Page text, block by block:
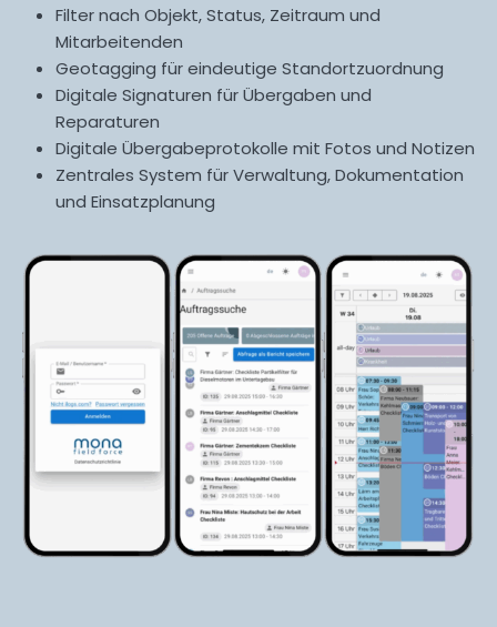
Filter nach Objekt, Status, Zeitraum und
Mitarbeitenden
Geotagging für eindeutige Standortzuordnung
Digitale Signaturen für Übergaben und
Reparaturen
Digitale Übergabeprotokolle mit Fotos und Notizen
Zentrales System für Verwaltung, Dokumentation
und Einsatzplanung